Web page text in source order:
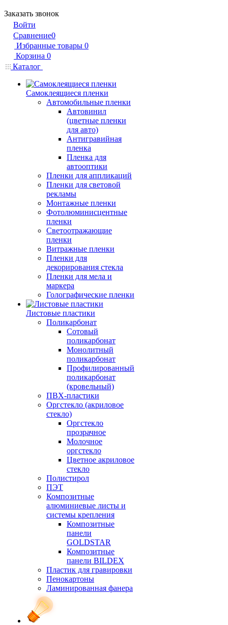
Заказать звонок
Войти
Сравнение0
Избранные товары 0
Корзина 0
Каталог
Самоклеящиеся пленки
Автомобильные пленки
Автовинил
(цветные пленки
для авто)
Антигравийная
пленка
Пленка для
автооптики
Пленки для аппликаций
Пленки для световой
рекламы
Монтажные пленки
Фотолюминисцентные
пленки
Светоотражающие
пленки
Витражные пленки
Пленки для
декорирования стекла
Пленки для мела и
маркера
Голографические пленки
Листовые пластики
Поликарбонат
Сотовый
поликарбонат
Монолитный
поликарбонат
Профилированный
поликарбонат
(кровельный)
ПВХ-пластики
Оргстекло (акриловое
стекло)
Оргстекло
прозрачное
Молочное
оргстекло
Цветное акриловое
стекло
Полистирол
ПЭТ
Композитные
алюминиевые листы и
системы крепления
Композитные
панели
GOLDSTAR
Композитные
панели BILDEX
Пластик для гравировки
Пенокартоны
Ламинированная фанера